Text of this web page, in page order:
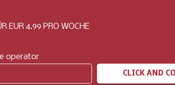
EUR 4.99 PRO WOCHE
operator
CLICK AND